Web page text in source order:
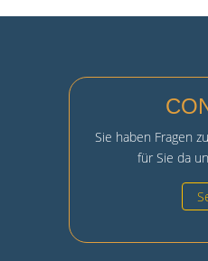
Sie haben Fragen
für Sie da